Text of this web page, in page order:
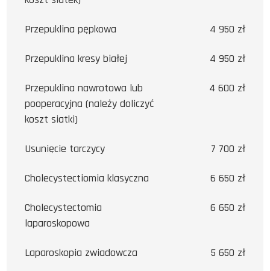
Przepuklina pępkowa 4 950 zł
Przepuklina kresy białej 4 950 zł
Przepuklina nawrotowa lub
pooperacyjna (należy doliczyć
koszt siatki)
4 600 zł
Usunięcie tarczycy 7 700 zł
Cholecystectiomia klasyczna 6 650 zł
Cholecystectomia
laparoskopowa
6 650 zł
Laparoskopia zwiadowcza 5 650 zł